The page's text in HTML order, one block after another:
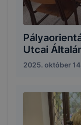
Utcai
2025. október